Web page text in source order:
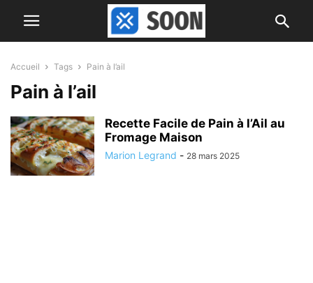
Accueil Tags Pain à l’ail
Pain à l’ail
Recette Facile de Pain à l’Ail au
Fromage Maison
Marion Legrand - 28 mars 2025